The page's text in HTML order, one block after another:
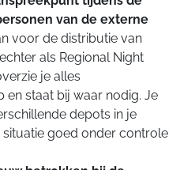
van de externe
voor de distributie van
als Regional Night
je alles
staat bij waar nodig. Je
depots in je
goed onder controle